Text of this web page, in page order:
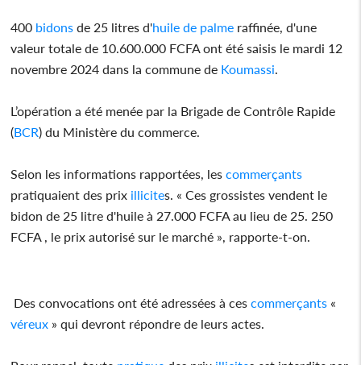
400 bidons de 25 litres d'huile de palme raffinée, d'une
valeur totale de 10.600.000 FCFA ont été saisis le mardi 12
novembre 2024 dans la commune de Koumassi
L’opération a été menée par la Brigade de Contrôle Rapide
(BCR) du Ministère du commerce.
Selon les informations rapportées, lescommerçants
pratiquaient des prix illicites. « Ces grossistes vendent le
bidon de 25 litre d'huile à 27.000 FCFA au lieu de 25. 250
FCFA , le prix autorisé sur le marché », rapporte-t-on.
Des convocations ont été adressées à cescommerçants «
véreux » qui devront répondre de leurs actes.